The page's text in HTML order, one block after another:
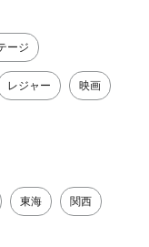
ージ
レジャー 映画
東海 関西